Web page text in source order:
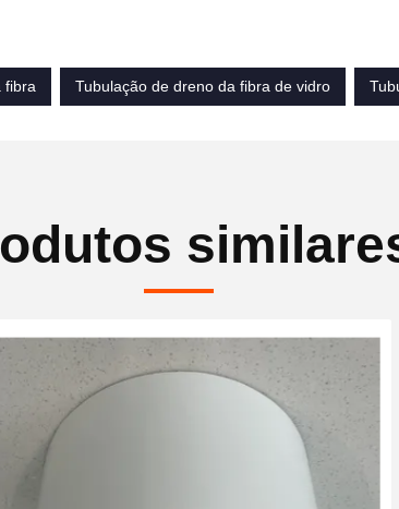
fibra
Tubulação de dreno da fibra de vidro